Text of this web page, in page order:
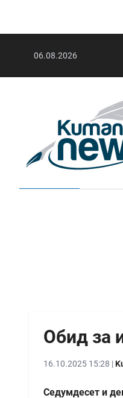
06.08.2026
Обид за
16.10.2025 15:28 |
Седумдесет и